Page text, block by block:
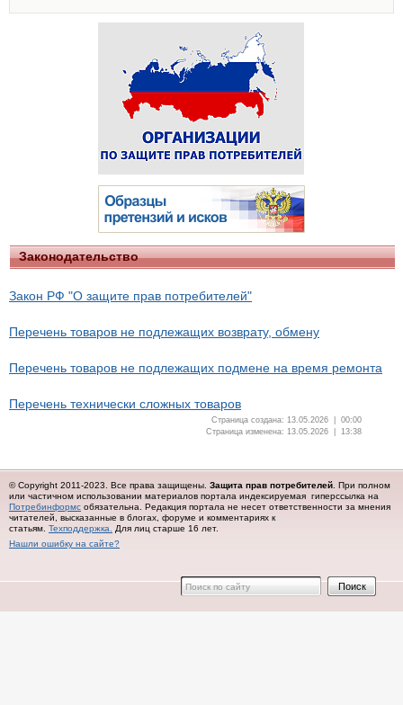
Законодательство
Закон РФ "О защите прав потребителей"
Перечень товаров не подлежащих возврату, обмену
Перечень товаров не подлежащих подмене на время ремонта
Перечень технически сложных товаров
Страница создана: 13.05.2026 | 00:00
Страница изменена: 13.05.2026 | 13:38
© Copyright 2011-2023. Все права защищены. Защита прав потребителей . При полном
или частичном использовании материалов портала индексируемая гиперссылка на
Потребинформс обязательна. Редакция портала не несет ответственности за мнения
читателей, высказанные в блогах, форуме и комментариях к
статьям. Техподдержка.
Для лиц старше 16 лет.
Нашли ошибку на сайте?